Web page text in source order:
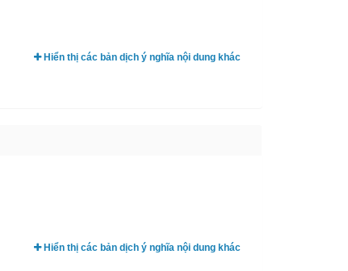
Hiển thị các bản dịch ý nghĩa nội dung khác
Hiển thị các bản dịch ý nghĩa nội dung khác